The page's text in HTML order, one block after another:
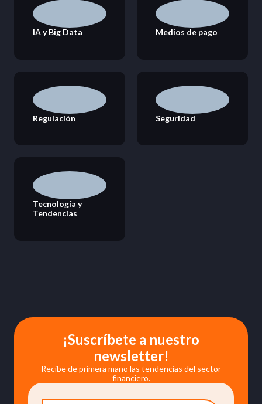
IA y Big Data Medios de pago
Regulación Seguridad
Tecnología y
Tendencias
¡Suscríbete a nuestro
newsletter!
Recibe de primera mano las tendencias del sector
financiero.